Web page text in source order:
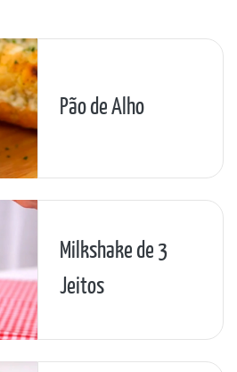
Pão de Alho
Milkshake de 3
Jeitos